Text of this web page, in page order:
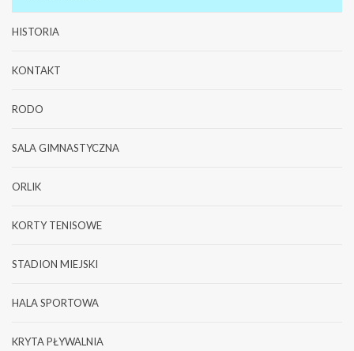
HISTORIA
KONTAKT
RODO
SALA GIMNASTYCZNA
ORLIK
KORTY TENISOWE
STADION MIEJSKI
HALA SPORTOWA
KRYTA PŁYWALNIA